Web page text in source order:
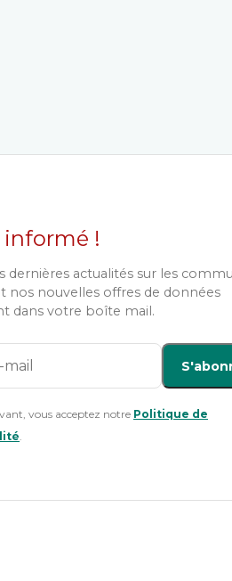
informé !
dernières actualités sur les
nos nouvelles offres de données
dans votre boîte mail.
vous acceptez notre Politique de
.